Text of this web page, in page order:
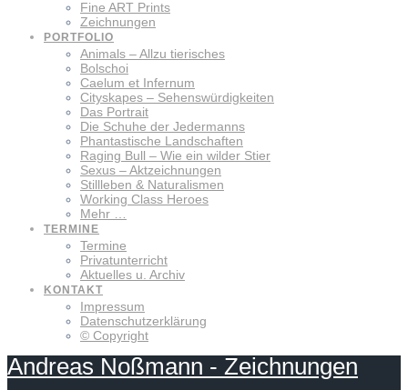
Fine ART Prints
Zeichnungen
PORTFOLIO
Animals – Allzu tierisches
Bolschoi
Caelum et Infernum
Cityskapes – Sehenswürdigkeiten
Das Portrait
Die Schuhe der Jedermanns
Phantastische Landschaften
Raging Bull – Wie ein wilder Stier
Sexus – Aktzeichnungen
Stillleben & Naturalismen
Working Class Heroes
Mehr …
TERMINE
Termine
Privatunterricht
Aktuelles u. Archiv
KONTAKT
Impressum
Datenschutzerklärung
© Copyright
Andreas Noßmann - Zeichnungen